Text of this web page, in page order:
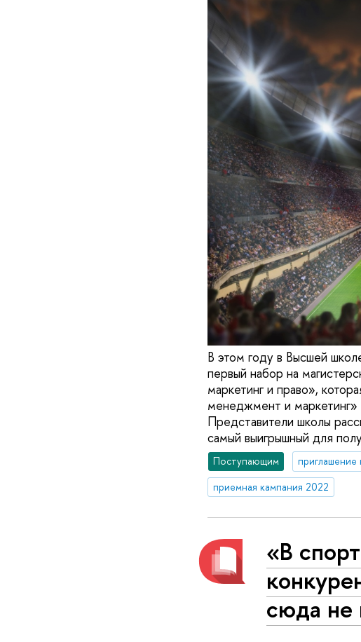
В этом году в Высшей
первый набор на
маркетинг и право»,
менеджмент и
Представители школы
самый выигрышный для
Поступающим приглашение
приемная кампания 2022
«В
сюда не